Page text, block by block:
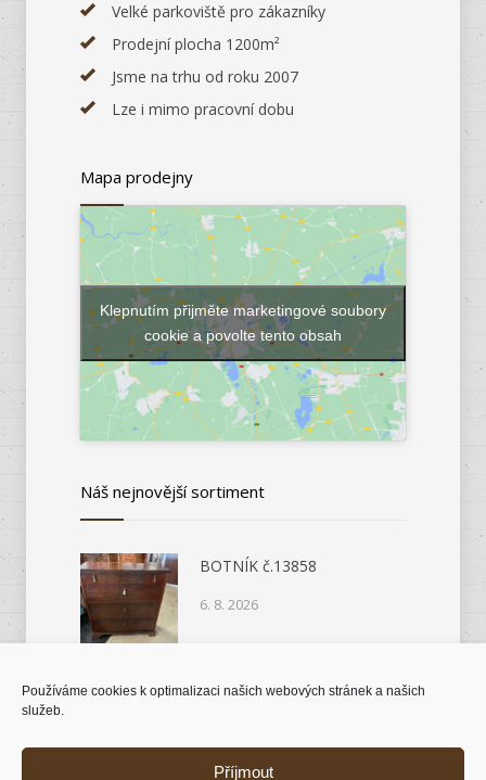
Používáme cookies k optimalizaci našich webových stránek a našich
služeb.
Příjmout
Velké parkoviště pro zákazníky
Prodejní plocha 1200m²
Jsme na trhu od roku 2007
Lze i mimo pracovní dobu
Mapa prodejny
Klepnutím přijměte marketingové soubory
cookie a povolte tento obsah
Náš nejnovější sortiment
BOTNÍK č.13858
6. 8. 2026
KOMODA č.14046